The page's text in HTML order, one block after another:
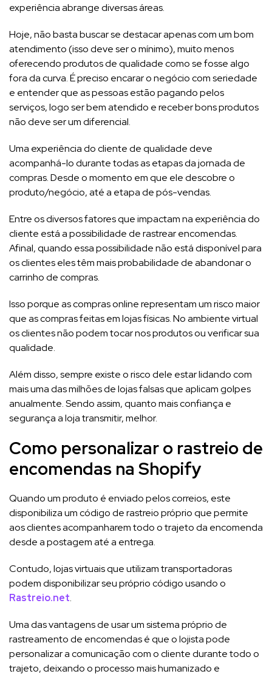
experiência abrange diversas áreas.
Hoje, não basta buscar se destacar apenas com um bom
atendimento (isso deve ser o mínimo), muito menos
oferecendo produtos de qualidade como se fosse algo
fora da curva. É preciso encarar o negócio com seriedade
e entender que as pessoas estão pagando pelos
serviços, logo ser bem atendido e receber bons produtos
não deve ser um diferencial.
Uma experiência do cliente de qualidade deve
acompanhá-lo durante todas as etapas da jornada de
compras. Desde o momento em que ele descobre o
produto/negócio, até a etapa de pós-vendas.
Entre os diversos fatores que impactam na experiência do
cliente está a possibilidade de rastrear encomendas.
Afinal, quando essa possibilidade não está disponível para
os clientes eles têm mais probabilidade de abandonar o
carrinho de compras.
Isso porque as compras online representam um risco maior
que as compras feitas em lojas físicas. No ambiente virtual
os clientes não podem tocar nos produtos ou verificar sua
qualidade.
Além disso, sempre existe o risco dele estar lidando com
mais uma das milhões de lojas falsas que aplicam golpes
anualmente. Sendo assim, quanto mais confiança e
segurança a loja transmitir, melhor.
Como personalizar o rastreio de
encomendas na Shopify
Quando um produto é enviado pelos correios, este
disponibiliza um código de rastreio próprio que permite
aos clientes acompanharem todo o trajeto da encomenda
desde a postagem até a entrega.
Contudo, lojas virtuais que utilizam transportadoras
podem disponibilizar seu próprio código usando o
Rastreio.net.
Uma das vantagens de usar um sistema próprio de
rastreamento de encomendas é que o lojista pode
personalizar a comunicação com o cliente durante todo o
trajeto, deixando o processo mais humanizado e